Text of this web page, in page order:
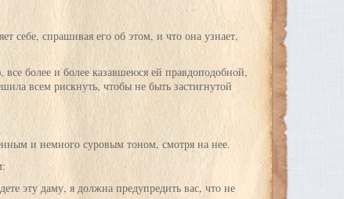
себе, спрашивая его об этом, и что она узнает,
более и более казавшеюся ей правдоподобной,
всем рискнуть, чтобы не быть застигнутой
и немного суровым тоном, смотря на нее.
эту даму, я должна предупредить вас, что не